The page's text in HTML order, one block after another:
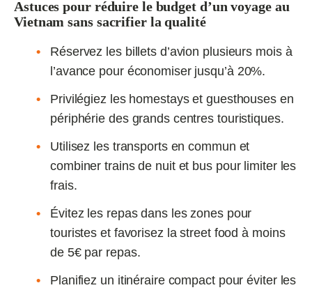
Astuces pour réduire le budget d’un voyage au
Vietnam sans sacrifier la qualité
Réservez les billets d’avion plusieurs mois à
l’avance pour économiser jusqu’à 20%.
Privilégiez les homestays et guesthouses en
périphérie des grands centres touristiques.
Utilisez les transports en commun et
combiner trains de nuit et bus pour limiter les
frais.
Évitez les repas dans les zones pour
touristes et favorisez la street food à moins
de 5€ par repas.
Planifiez un itinéraire compact pour éviter les